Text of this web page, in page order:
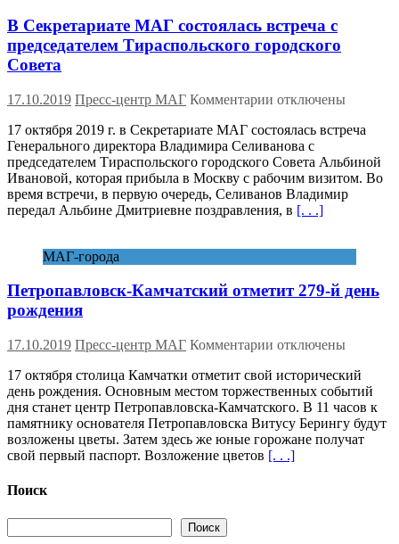
В Секретариате МАГ состоялась встреча с
председателем Тираспольского городского
Совета
17.10.2019 Пресс-центр МАГ Комментарии к
В
Секретариате
МАГ
состоялась
встреча
с
отключены
17 октября 2019 г. в Секретариате МАГ состоялась встреча
Генерального директора Владимира Селиванова с
председателем Тираспольского городского Совета Альбиной
Ивановой, которая прибыла в Москву с рабочим визитом. Во
время встречи, в первую очередь, Селиванов Владимир
передал Альбине Дмитриевне поздравления, в [. . .]
МАГ-города
Петропавловск-Камчатский отметит 279-й день
рождения
17.10.2019 Пресс-центр МАГ Комментарии к
Петропавловск-
Камчатский
отметит
279-
й
день
отключены
17 октября столица Камчатки отметит свой исторический
день рождения. Основным местом торжественных событий
дня станет центр Петропавловска-Камчатского. В 11 часов к
памятнику основателя Петропавловска Витусу Берингу будут
возложены цветы. Затем здесь же юные горожане получат
свой первый паспорт. Возложение цветов [. . .]
Поиск
Поиск